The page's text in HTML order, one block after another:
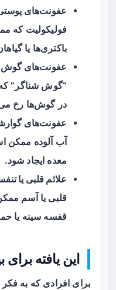
عفونت‌های
فولیکولیت که
باکتری‌ها یا
عفونت‌های گوش
“گوش شناگر”
در گوش‌ها رخ
عفونت‌های
آب آلوده ممکن
معده ایجاد شود.
علائم قلبی یا
قلبی یا آسم
قفسه سینه یا
این یافته
برای افرادی که به فکر